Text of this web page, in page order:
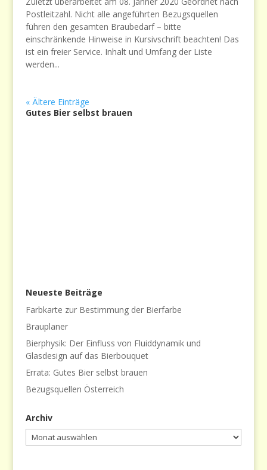
Postleitzahl. Nicht alle angeführten Bezugsquellen
führen den gesamten Braubedarf – bitte
einschränkende Hinweise in Kursivschrift beachten! Das
ist ein freier Service. Inhalt und Umfang der Liste
werden...
« Ältere Einträge
Gutes Bier selbst brauen
Neueste Beiträge
Farbkarte zur Bestimmung der Bierfarbe
Brauplaner
Bierphysik: Der Einfluss von Fluiddynamik und
Glasdesign auf das Bierbouquet
Errata: Gutes Bier selbst brauen
Bezugsquellen Österreich
Archiv
Archiv